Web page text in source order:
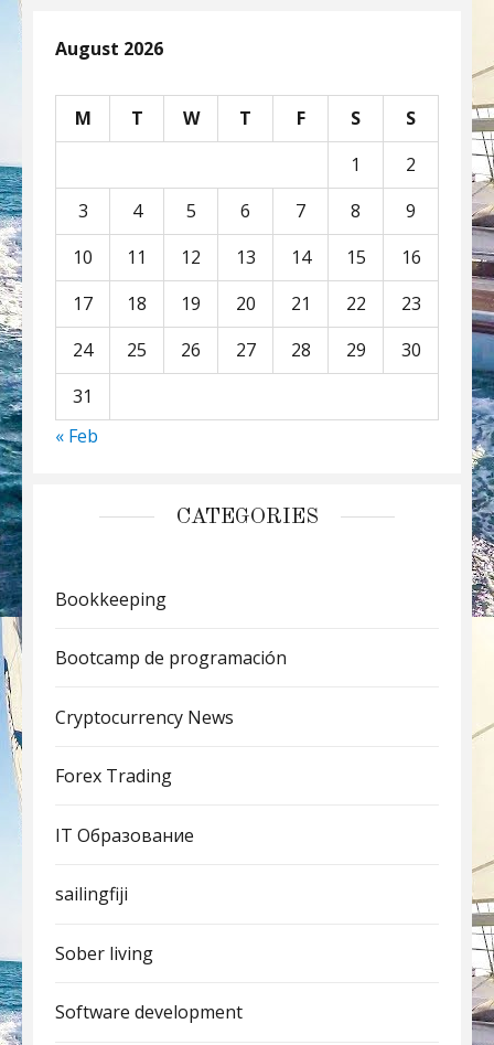
August 2026
M T W T F S
S
1
2
3
4 5 6 7 8
9
10
11 12 13 14 15
16
17
18 19 20 21 22
23
24
25 26 27 28 29
30
31
« Feb
CATEGORIES
Bookkeeping
Bootcamp de programación
Cryptocurrency News
Forex Trading
IT Образование
sailingfiji
Sober living
Software development